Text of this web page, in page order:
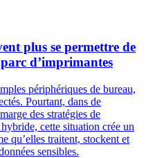
plus se permettre de
d’imprimantes
périphériques de bureau,
Pourtant, dans de
des stratégies de
cette situation crée un
qu’elles traitent, stockent et
sensibles.